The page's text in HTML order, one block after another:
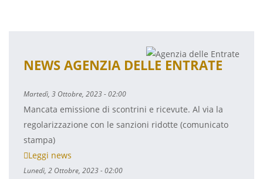
NEWS AGENZIA DELLE ENTRATE
Martedì, 3 Ottobre, 2023 - 02:00
Mancata emissione di scontrini e ricevute. Al via la
regolarizzazione con le sanzioni ridotte (comunicato
stampa)
Leggi news
Lunedì, 2 Ottobre, 2023 - 02:00